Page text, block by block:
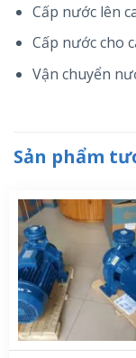
Cấp nước lên
Cấp nước cho
Vận chuyển
Sản phẩm